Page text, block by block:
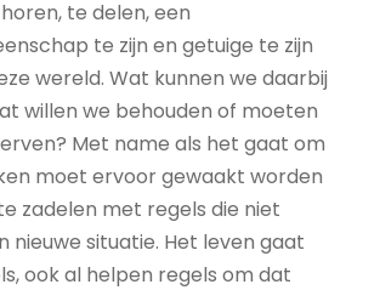
te delen, een
te zijn en getuige te zijn
wereld. Wat kunnen we daarbij
willen we behouden of moeten
Met name als het gaat om
moet ervoor gewaakt worden
zadelen met regels die niet
nieuwe situatie. Het leven gaat
ook al helpen regels om dat